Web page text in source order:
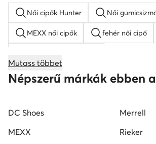
Női cipők Hunter Női
MEXX női cipők fehér női cipő
női magasszárú tornacipők
Mutass többet
Népszerű márkák ebben
DC Shoes Merrell
MEXX
Rieker